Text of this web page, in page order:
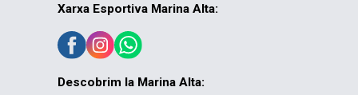
Xarxa Esportiva Marina Alta:
Descobrim la Marina Alta: